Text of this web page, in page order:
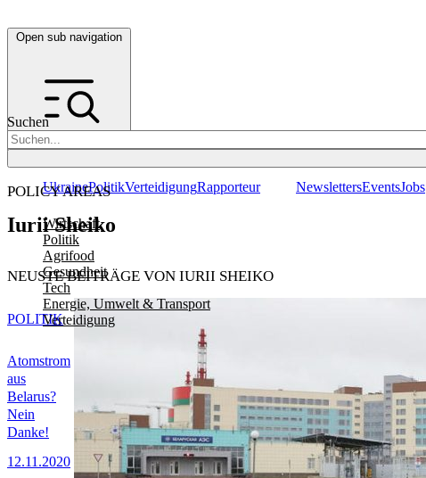
Open sub navigation
Suchen
POLICY AREAS
Wirtschaft
Politik
Agrifood
Gesundheit
Tech
Energie, Umwelt & Transport
Verteidigung
UkrainePolitikVerteidigungRapporteur NewslettersEventsJobs
Iurii Sheiko
NEUSTE BEITRÄGE VON IURII SHEIKO
Atomstrom
aus
Belarus?
Nein
Danke!
12.11.2020
POLITIK